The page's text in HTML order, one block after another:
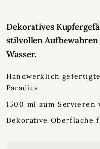
Dekoratives
stilvollen
Wasser.
Handwerklich
Paradies
1500 ml zum Servieren
Dekorative Oberfläche